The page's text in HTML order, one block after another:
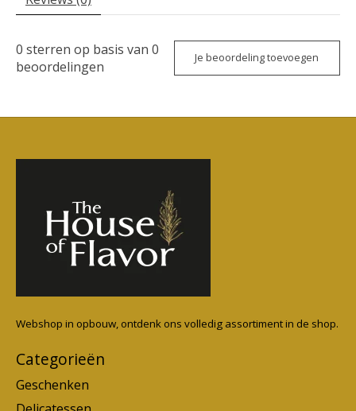
0 sterren op basis van 0
beoordelingen
Je beoordeling toevoegen
Webshop in opbouw, ontdenk ons volledig assortiment in de shop.
Categorieën
Geschenken